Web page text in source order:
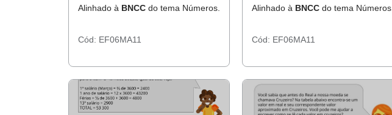
Alinhado à BNCC do tema Números.
Cód: EF06MA11
Alinhado à BNCC do tema Números.
Cód: EF06MA11